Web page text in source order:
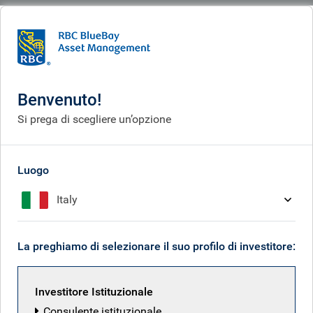
People Elma de Kuiper
Benvenuto!
Si prega di scegliere un’opzione
Luogo
Italy
La preghiamo di selezionare il suo profilo di investitore:
Investitore Istituzionale